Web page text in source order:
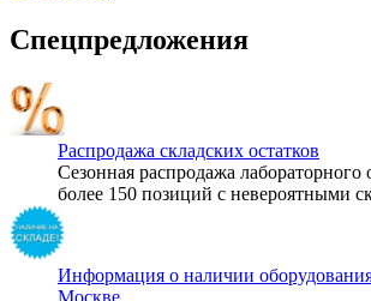
Спецпредложения
Распродажа складских остатков
Сезонная распродажа лабораторного
более 150 позиций с невероятными
Информация о наличии
Москве